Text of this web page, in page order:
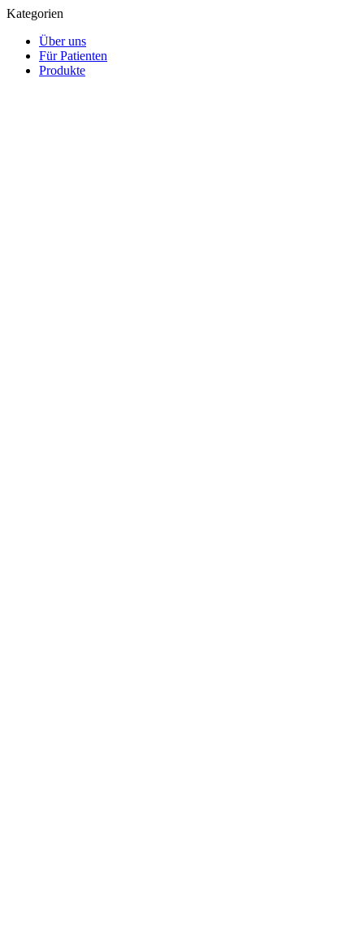
Kategorien
Über uns
Für Patienten
Produkte